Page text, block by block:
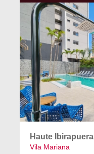
Haute Ibirapuera
Vila Mariana